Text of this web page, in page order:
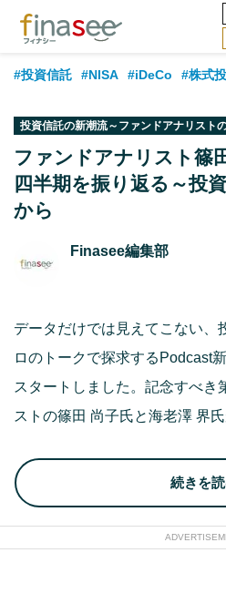
#投資信託 #NISA #iDeCo #株式
#トレンド #公
#フィナンシャル・ウェルビーイング
#データ・調査
投資信託の新潮流～ファンドアナリスト
ファンドアナリスト篠
四半期を振り返る～投
から
Finasee編集部
データだけでは見えてこない、
ロのトークで探求するPodcast
スタートしました。記念すべき
ストの篠田 尚子氏と海老澤 界
続きを